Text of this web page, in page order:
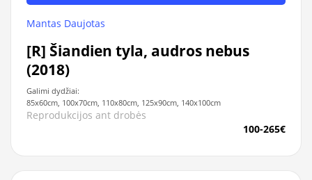
Mantas Daujotas
[R] Šiandien tyla, audros nebus
(2018)
Galimi dydžiai:
85x60cm, 100x70cm, 110x80cm, 125x90cm, 140x100cm
Reprodukcijos ant drobės
100-265€